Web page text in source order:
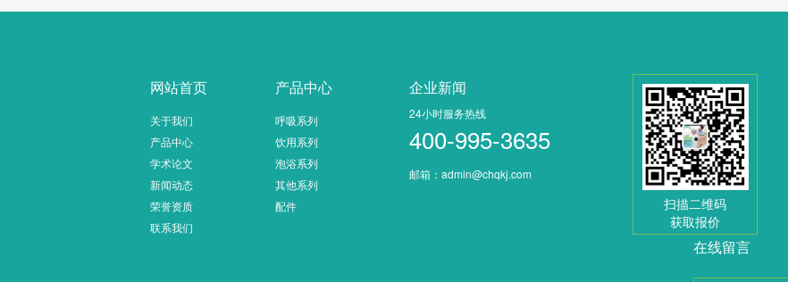
网站首页
关于我们
产品中心
学术论文
新闻动态
荣誉资质
联系我们
产品中心
呼吸系列
饮用系列
泡浴系列
其他系列
配件
企业新闻
24小时服务热线
400-995-3635
邮箱：admin@chqkj.com
扫描二维码
获取报价
在线留言